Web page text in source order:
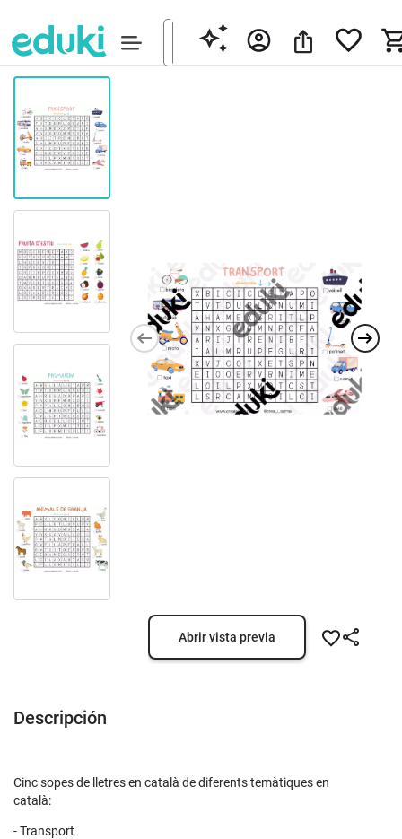
Abrir vista previa
Descripción
Cinc sopes de lletres en català de diferents temàtiquesen
català:
- Transport